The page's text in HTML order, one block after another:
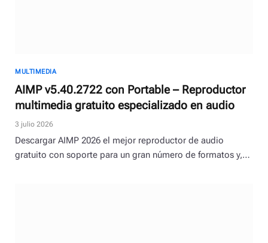
MULTIMEDIA
AIMP v5.40.2722 con Portable – Reproductor
multimedia gratuito especializado en audio
3 julio 2026
Descargar AIMP 2026 el mejor reproductor de audio
gratuito con soporte para un gran número de formatos y,…